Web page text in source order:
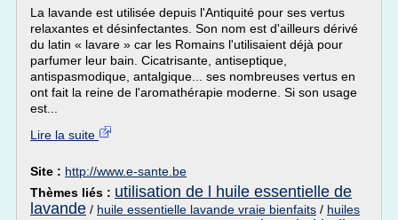
La lavande est utilisée depuis l'Antiquité pour ses vertus
relaxantes et désinfectantes. Son nom est d'ailleurs dérivé
du latin « lavare » car les Romains l'utilisaient déjà pour
parfumer leur bain. Cicatrisante, antiseptique,
antispasmodique, antalgique... ses nombreuses vertus en
ont fait la reine de l'aromathérapie moderne. Si son usage
est...
Lire la suite
Site : http://www.e-sante.be
Thèmes liés : utilisation de l huile essentielle de
lavande / huile essentielle lavande vraie bienfaits / huiles